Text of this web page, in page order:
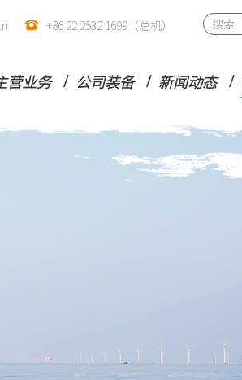
+86 22 2532 1699（总机）
营业务 公司装备 新闻动态